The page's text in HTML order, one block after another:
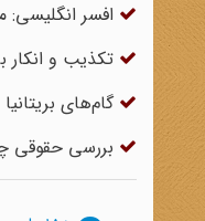
افسر
تکذیب و انکار
گام‌های
بررسی حقوقی